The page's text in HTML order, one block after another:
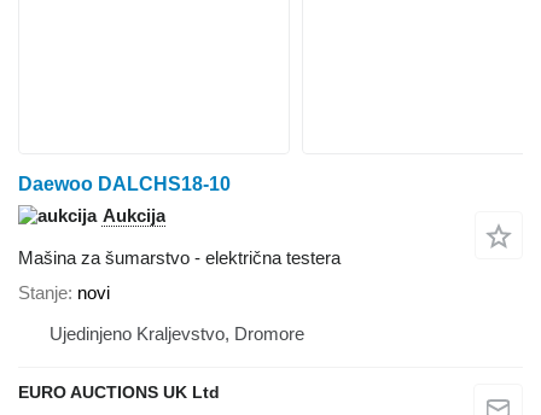
Daewoo DALCHS18-10
Aukcija
Mašina za šumarstvo - električna testera
Stanje novi
Ujedinjeno Kraljevstvo, Dromore
EURO AUCTIONS UK Ltd